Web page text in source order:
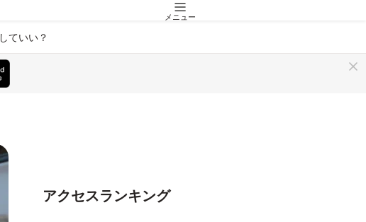
メニュー
ていい？
アクセスランキング